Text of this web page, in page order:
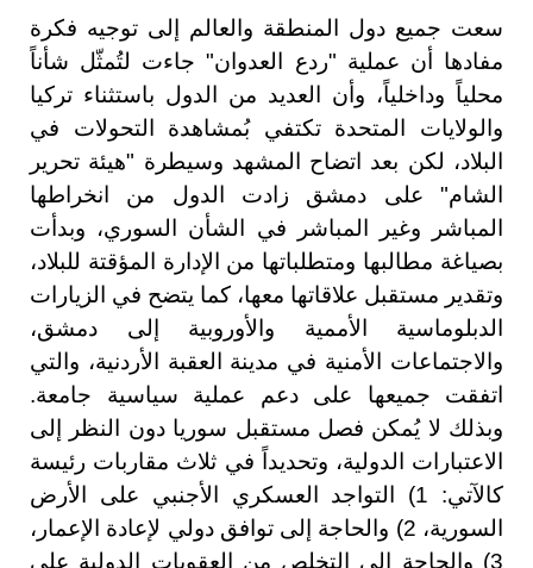
سعت جميع دول المنطقة والعالم إلى توجيه فكرة
مفادها أن عملية "ردع العدوان" جاءت لتُمثّل شأناً
محلياً وداخلياً، وأن العديد من الدول باستثناء تركيا
والولايات المتحدة تكتفي بُمشاهدة التحولات في
البلاد، لكن بعد اتضاح المشهد وسيطرة "هيئة تحرير
الشام" على دمشق زادت الدول من انخراطها
المباشر وغير المباشر في الشأن السوري، وبدأت
بصياغة مطالبها ومتطلباتها من الإدارة المؤقتة للبلاد،
وتقدير مستقبل علاقاتها معها، كما يتضح في الزيارات
الدبلوماسية الأممية والأوروبية إلى دمشق،
والاجتماعات الأمنية في مدينة العقبة الأردنية، والتي
اتفقت جميعها على دعم عملية سياسية جامعة.
وبذلك لا يُمكن فصل مستقبل سوريا دون النظر إلى
الاعتبارات الدولية، وتحديداً في ثلاث مقاربات رئيسة
كالآتي: 1) التواجد العسكري الأجنبي على الأرض
السورية، 2) والحاجة إلى توافق دولي لإعادة الإعمار،
3) والحاجة إلى التخلص من العقوبات الدولية على